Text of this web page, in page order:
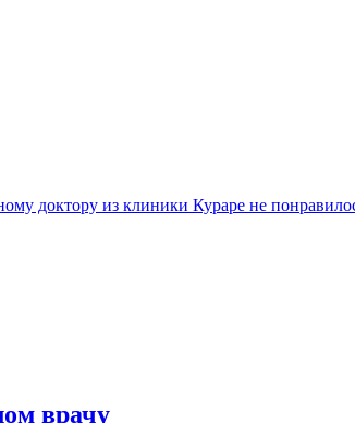
доктору из клиники Кураре не
врачу